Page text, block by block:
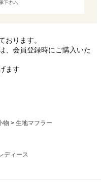
ります。
、会員登録時にご購入いた
ます
物
生地マフラー
ディース